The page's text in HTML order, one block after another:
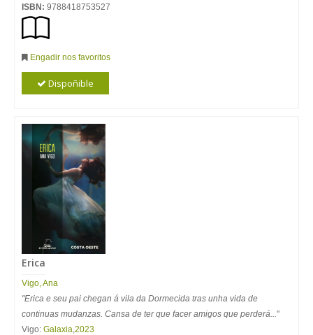
ISBN: 9788418753527
Engadir nos favoritos
Dispoñible
Erica
Vigo, Ana
"Erica e seu pai chegan á vila da Dormecida tras unha vida de
continuas mudanzas. Cansa de ter que facer amigos que perderá..."
Vigo: Galaxia,2023